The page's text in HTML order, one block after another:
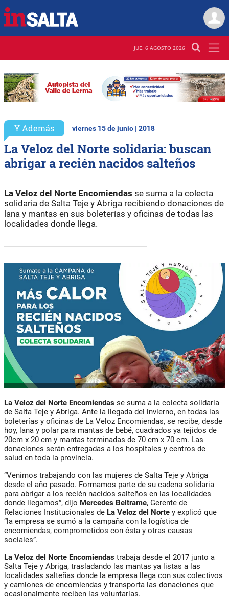
JUE. 6 AGOSTO 2026
Y Además viernes 15 de junio | 2018
La Veloz del Norte solidaria: buscan
abrigar a recién nacidos salteños
La Veloz del Norte Encomiendas se suma a la colecta
solidaria de Salta Teje y Abriga recibiendo donaciones de
lana y mantas en sus boleterías y oficinas de todas las
localidades donde llega.
La Veloz del Norte Encomiendas se suma a la colecta solidaria
de Salta Teje y Abriga. Ante la llegada del invierno, en todas las
boleterías y oficinas de La Veloz Encomiendas, se recibe, desde
hoy, lana y polar para mantas de bebé, cuadrados ya tejidos de
20cm x 20 cm y mantas terminadas de 70 cm x 70 cm. Las
donaciones serán entregadas a los hospitales y centros de
salud en toda la provincia.
“Venimos trabajando con las mujeres de Salta Teje y Abriga
desde el año pasado. Formamos parte de su cadena solidaria
para abrigar a los recién nacidos salteños en las localidades
donde llegamos”, dijo Mercedes Beltrame, Gerente de
Relaciones Institucionales de La Veloz del Norte y explicó que
“la empresa se sumó a la campaña con la logística de
encomiendas, comprometidos con ésta y otras causas
sociales”.
La Veloz del Norte Encomiendas trabaja desde el 2017 junto a
Salta Teje y Abriga, trasladando las mantas ya listas a las
localidades salteñas donde la empresa llega con sus colectivos
y camiones de encomiendas y transporta las donaciones que
ocasionalmente reciben las voluntarias.